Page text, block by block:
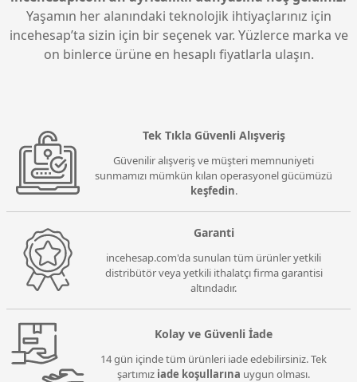
Yaşamın her alanındaki teknolojik ihtiyaçlarınız için
incehesap’ta sizin için bir seçenek var. Yüzlerce marka ve
on binlerce ürüne en hesaplı fiyatlarla ulaşın.
Tek Tıkla Güvenli Alışveriş
Güvenilir alışveriş ve müşteri memnuniyeti
sunmamızı mümkün kılan operasyonel gücümüzü
keşfedin.
Garanti
incehesap.com'da sunulan tüm ürünler yetkili
distribütör veya yetkili ithalatçı firma garantisi
altındadır.
Kolay ve Güvenli İade
14 gün içinde tüm ürünleri iade edebilirsiniz. Tek
şartımız iade koşullarına uygun olması.